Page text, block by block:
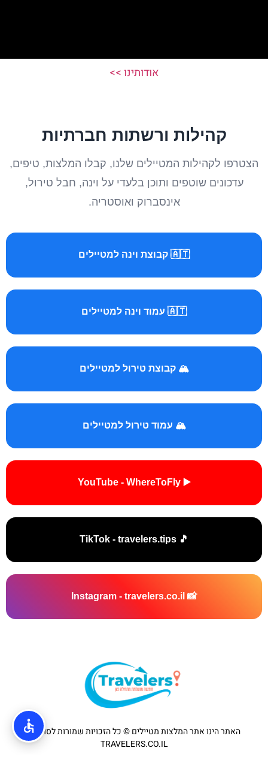
אודותינו >>
קהילות ורשתות חברתיות
הצטרפו לקהילות המטיילים שלנו, קבלו המלצות, טיפים,
עדכונים שוטפים ותוכן בלעדי על וינה, חבל טירול,
אינסברוק ואוסטריה.
🇦🇹 קבוצת וינה למטיילים
🇦🇹 עמוד וינה למטיילים
🏔️ קבוצת טירול למטיילים
🏔️ עמוד טירול למטיילים
▶️ YouTube - WhereToFly
🎵 TikTok - travelers.tips
📸 Instagram - travelers.co.il
האתר הינו אתר המלצות מטיילים © כל הזכויות שמורות לסוכנות
TRAVELERS.CO.IL